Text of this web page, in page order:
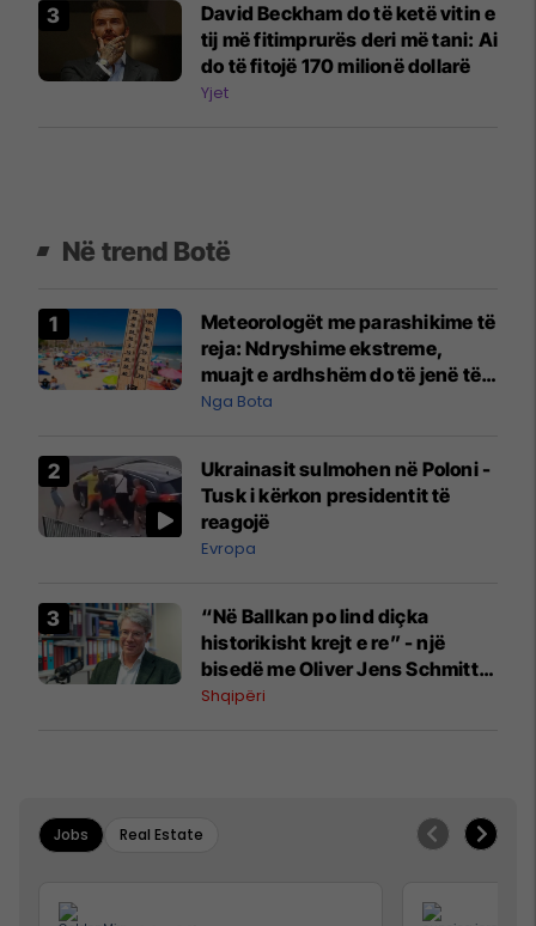
David Beckham do të ketë vitin e
tij më fitimprurës deri më tani: Ai
do të fitojë 170 milionë dollarë
Yjet
Në trend Botë
Meteorologët me parashikime të
reja: Ndryshime ekstreme,
muajt e ardhshëm do të jenë të
pazakontë
Nga Bota
Ukrainasit sulmohen në Poloni -
Tusk i kërkon presidentit të
reagojë
Evropa
“Në Ballkan po lind diçka
historikisht krejt e re” - një
bisedë me Oliver Jens Schmitt
mbi protestat në Shqipëri dhe të
Shqipëri
Jobs Real Estate